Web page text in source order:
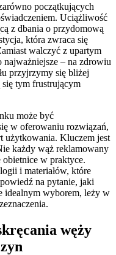
początkujących
Uciążliwość
z dbania o przydomową
która zwraca się
walczyć z upartym
najważniejsze – na zdrowiu
przyjrzymy się bliżej
tym frustrującym
może być
w oferowaniu rozwiązań,
użytkowania. Kluczem jest
każdy wąż reklamowany
obietnice w praktyce.
i materiałów, które
na pytanie, jaki
idealnym wyborem, leży w
węży